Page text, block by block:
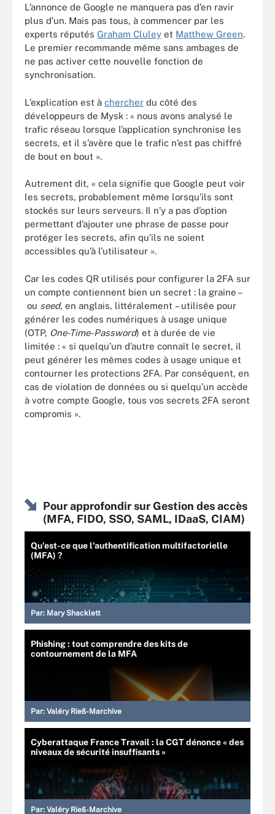
L’annonce de Google ne manquera pas d’en ravir
plus d’un. Mais pas tous, à commencer par les
experts réputés Graham Cluley et Matthew Green.
Le premier recommande même sans ambages de
ne pas activer cette nouvelle fonction de
synchronisation.
L’explication est à chercher du côté des
développeurs de Mysk : « nous avons analysé le
trafic réseau lorsque l’application synchronise les
secrets, et il s’avère que le trafic n’est pas chiffré
de bout en bout ».
Autrement dit, « cela signifie que Google peut voir
les secrets, probablement même lorsqu’ils sont
stockés sur leurs serveurs. Il n’y a pas d’option
permettant d’ajouter une phrase de passe pour
protéger les secrets, afin qu’ils ne soient
accessibles qu’à l’utilisateur ».
Car les codes QR utilisés pour configurer la 2FA sur
un compte contiennent bien un secret : la graine –
ou seed, en anglais, littéralement – utilisée pour
générer les codes numériques à usage unique
(OTP, One-Time-Password) et à durée de vie
limitée : « si quelqu’un d’autre connaît le secret, il
peut générer les mêmes codes à usage unique et
contourner les protections 2FA. Par conséquent, en
cas de violation de données ou si quelqu’un accède
à votre compte Google, tous vos secrets 2FA seront
compromis ».
Pour approfondir sur Gestion des accès
(MFA, FIDO, SSO, SAML, IDaaS, CIAM)
Qu'est-ce que l'authentification multifactorielle
(MFA) ?
Par: Mary Shacklett
Phishing : tout comprendre des kits de
contournement de la MFA
Par: Valéry Rieß-Marchive
Cyberattaque France Travail : la CGT dénonce « des
niveaux de sécurité insuffisants »
Par: Valéry Rieß-Marchive